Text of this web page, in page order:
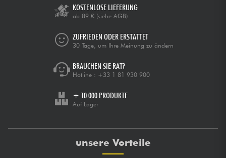
KOSTENLOSE LIEFERUNG
ab 89 € (siehe AGB)
ZUFRIEDEN ODER ERSTATTET
30 Tage, um Ihre Meinung zu ändern
BRAUCHEN SIE RAT?
Hotline : +33 1 81 930 900
+ 10.000 PRODUKTE
Auf Lager
unsere Vorteile